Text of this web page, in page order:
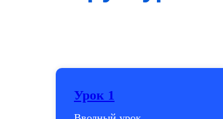
Урок 1